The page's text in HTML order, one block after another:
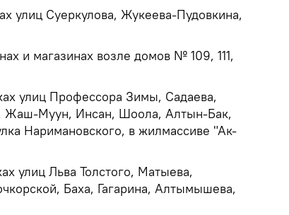
улиц Суеркулова, Жукеева-Пудовкина,
и магазинах возле домов № 109, 111,
улиц Профессора Зимы, Садаева,
Жаш-Муун, Инсан, Шоола, Алтын-Бак,
Наримановского, в жилмассиве "Ак-
улиц Льва Толстого, Матыева,
Баха, Гагарина, Алтымышева,